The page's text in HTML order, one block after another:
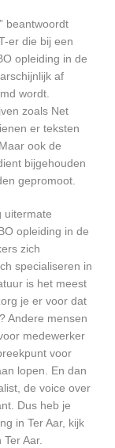
beantwoordt
er die bij een
opleiding in de
af
wordt.
zoals Net
er teksten
ook de
bijgehouden
gepromoot.
uitermate
opleiding in de
zich
specialiseren in
is het meest
je er voor dat
Andere mensen
medewerker
voor
lopen. En dan
de voice over
Dus heb je
in Ter Aar, kijk
Aar.